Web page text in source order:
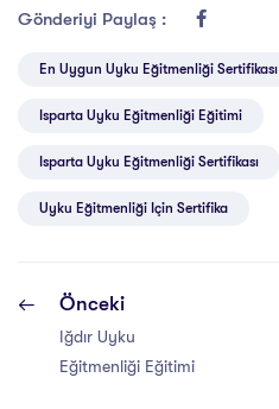
Gönderiyi Paylaş :
En Uygun Uyku Eğitmenliği Sertifikası
Isparta Uyku Eğitmenliği Eğitimi
Isparta Uyku Eğitmenliği Sertifikası
Uyku Eğitmenliği Için Sertifika
Önceki
Iğdır Uyku
Eğitmenliği Eğitimi